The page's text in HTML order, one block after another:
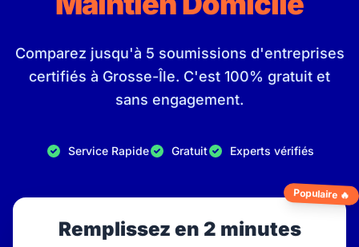
Comparez jusqu'à 5 soumissions d'entreprises
certifiés à Grosse-Île. C'est 100% gratuit et
sans engagement.
Service Rapide Gratuit Experts vérifiés
Populaire 🔥
Remplissez en 2 minutes